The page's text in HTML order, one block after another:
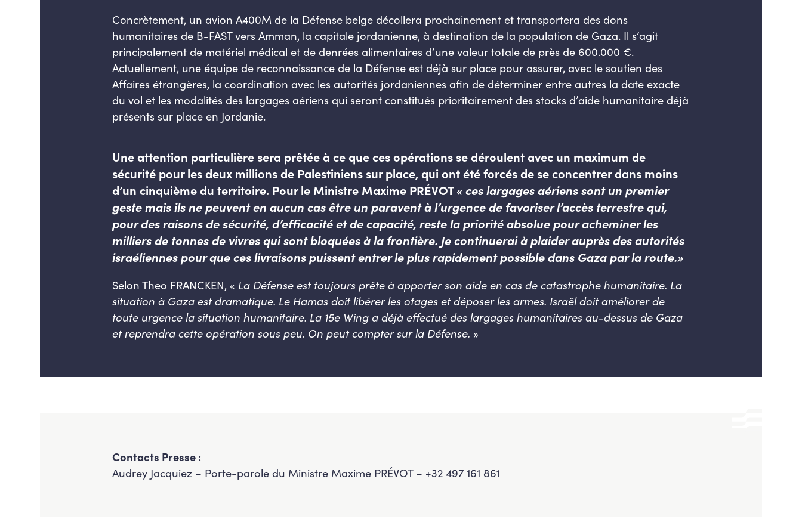
Concrètement, un avion A400M de la Défense belge décollera prochainement et transportera des dons
humanitaires de B-FAST vers Amman, la capitale jordanienne, à destination de la population de Gaza. Il s’agit
principalement de matériel médical et de denrées alimentaires d’une valeur totale de près de 600.000 €.
Actuellement, une équipe de reconnaissance de la Défense est déjà sur place pour assurer, avec le soutien des
Affaires étrangères, la coordination avec les autorités jordaniennes afin de déterminer entre autres la date exacte
du vol et les modalités des largages aériens qui seront constitués prioritairement des stocks d’aide humanitaire déjà
présents sur place en Jordanie.
Une attention particulière sera prêtée à ce que ces opérations se déroulent avec un maximum de
sécurité pour les deux millions de Palestiniens sur place, qui ont été forcés de se concentrer dans moins
d’un cinquième du territoire. Pour le Ministre Maxime PRÉVOT« ces largages aériens sont un premier
geste mais ils ne peuvent en aucun cas être un paravent à l’urgence de favoriser l’accès terrestre qui,
pour des raisons de sécurité, d’efficacité et de capacité, reste la priorité absolue pour acheminer les
milliers de tonnes de vivres qui sont bloquées à la frontière. Je continuerai à plaider auprès des autorités
israéliennes pour que ces livraisons puissent entrer le plus rapidement possible dans Gaza par la route.»
Selon Theo FRANCKEN, « La Défense est toujours prête à apporter son aide en cas de catastrophe humanitaire. La
situation à Gaza est dramatique. Le Hamas doit libérer les otages et déposer les armes. Israël doit améliorer de
toute urgence la situation humanitaire. La 15e Wing a déjà effectué des largages humanitaires au-dessus de Gaza
et reprendra cette opération sous peu. On peut compter sur la Défense. »
Contacts Presse :
Audrey Jacquiez – Porte-parole du Ministre Maxime PRÉVOT – +32 497 161 861